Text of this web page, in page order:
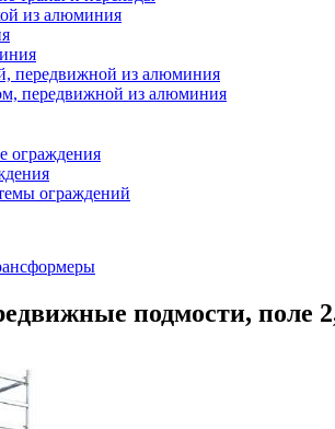
из алюминия
передвижной из алюминия
передвижной из алюминия
ограждения
ограждений
подмости, поле